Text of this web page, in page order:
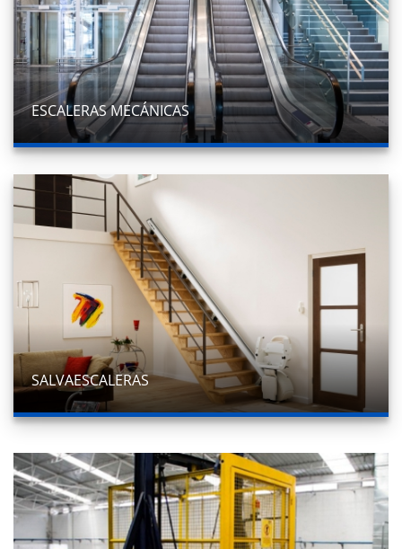
ESCALERAS MECÁNICAS
SALVAESCALERAS